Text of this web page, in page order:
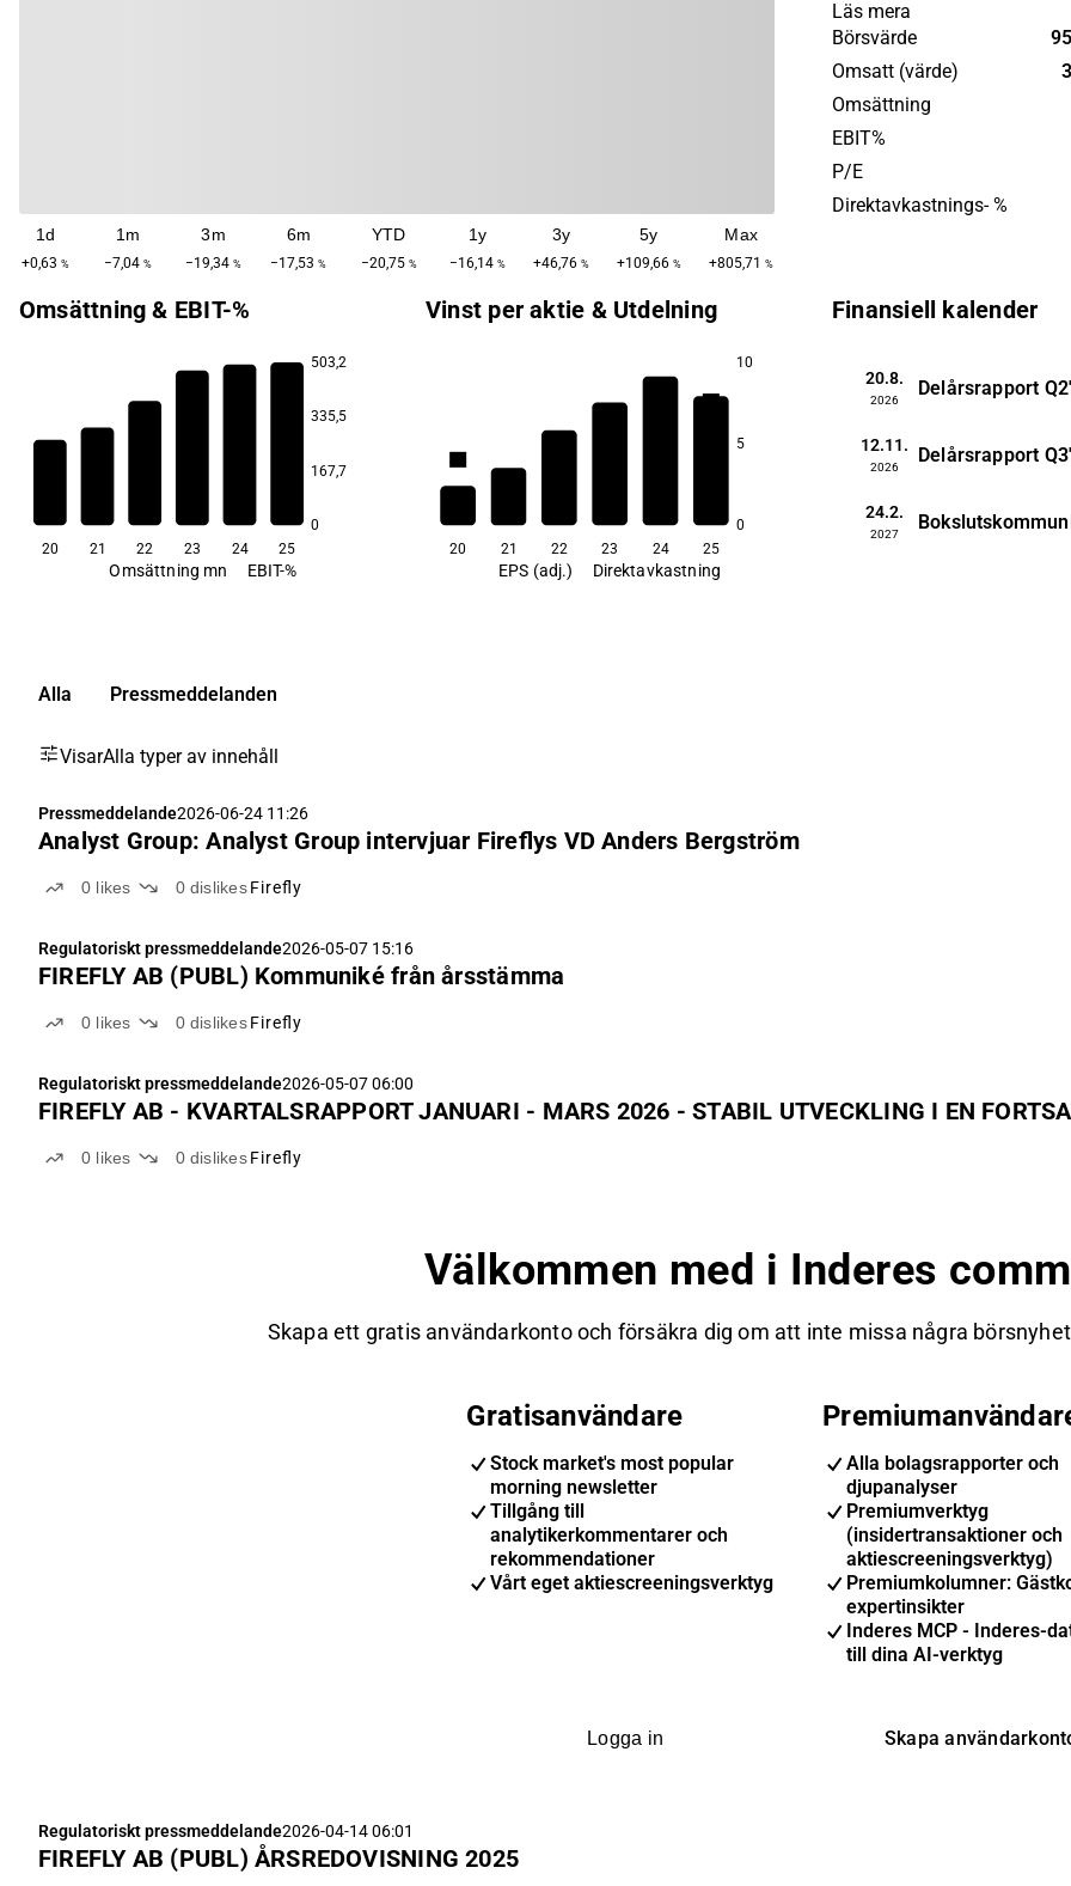
1d
+0,63 %
1m
−7,04 %
3m
−19,34 %
6m
−17,53 %
YTD
−20,75 %
1y
−16,14 %
3y
+46,76 %
5y
+109,66 %
Max
+805,71 %
träindustrin samt bland
Bolaget erbjuder även
pappersmaskiner samt av
torkprocessen i
Utöver detta används
produkter vid övervakning
kommunikationstunnlar.
huvudkontor ligger i
Läs mera
Börsvärde
Omsatt (värde)
Omsättning
EBIT%
P/E
Direktavkastnings- %
Omsättning & EBIT-%
503,2
335,5
167,7
0
20 21 22 23 24 25
Omsättning mn EBIT-%
Vinst per aktie & Utdelning
10
5
0
5,0
20 21 22 23 24 25
EPS (adj.) Direktavkastning
Finansiell kalender
20.8.
2026
Delårsrapport
12.11.
2026
Delårsrapport
24.2.
2027
Alla Pressmeddelanden
VisarAlla typer av innehåll
Pressmeddelande2026-06-24 11:26
Analyst Group: Analyst Group intervjuar Fireflys VD Anders Bergström
0 likes 0 dislikes Firefly
Regulatoriskt pressmeddelande2026-05-07 15:16
FIREFLY AB (PUBL) Kommuniké från årsstämma
0 likes 0 dislikes Firefly
Regulatoriskt pressmeddelande2026-05-07 06:00
FIREFLY AB - KVARTALSRAPPORT JANUARI - MARS 2026 - STABIL
0 likes 0 dislikes Firefly
Välkommen med i Inderes
Skapa ett gratis användarkonto och försäkra dig om att inte missa några
Gratisanvändare
Stock market's most popular
morning newsletter
Tillgång till
analytikerkommentarer och
rekommendationer
Vårt eget aktiescreeningsverktyg
Alla bolagsrapporter och
djupanalyser
Premiumverktyg
(insidertransaktioner och
aktiescreeningsverktyg)
Premiumkolumner:
expertinsikter
Inderes MCP - Inderes-
till dina AI-verktyg
Logga in Skapa
Regulatoriskt pressmeddelande2026-04-14 06:01
FIREFLY AB (PUBL) ÅRSREDOVISNING 2025